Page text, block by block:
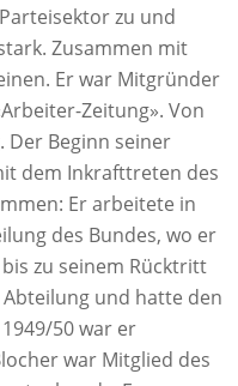
zu und
Zusammen mit
Er war Mitgründer
Zeitung». Von
Der Beginn seiner
dem Inkrafttreten des
Er arbeitete in
des Bundes, wo er
zu seinem Rücktritt
und hatte den
50 war er
war Mitglied des